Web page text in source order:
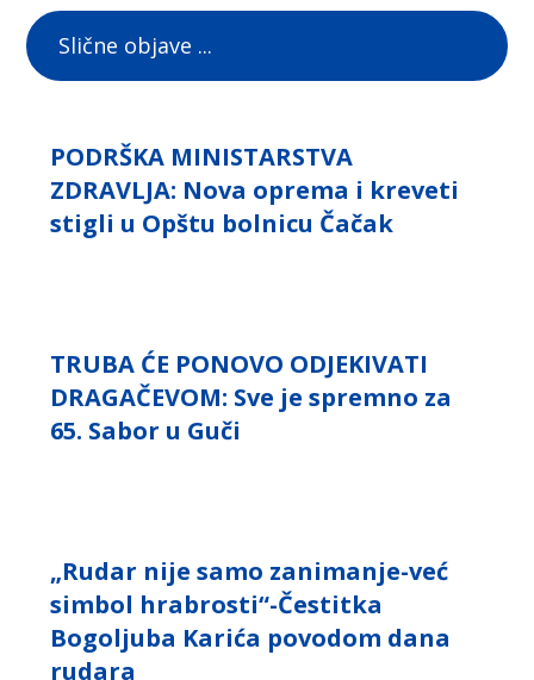
Slične objave ...
PODRŠKA MINISTARSTVA
ZDRAVLJA: Nova oprema i kreveti
stigli u Opštu bolnicu Čačak
TRUBA ĆE PONOVO ODJEKIVATI
DRAGAČEVOM: Sve je spremno za
65. Sabor u Guči
„Rudar nije samo zanimanje-već
simbol hrabrosti“-Čestitka
Bogoljuba Karića povodom dana
rudara